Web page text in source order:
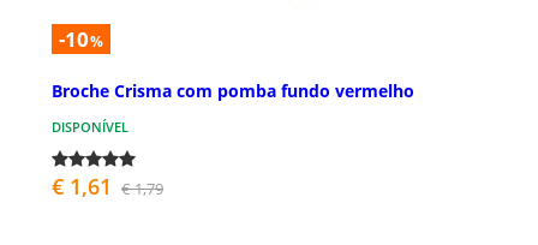
-10%
Broche Crisma com pomba fundo vermelho
DISPONÍVEL
€ 1,61 € 1,79